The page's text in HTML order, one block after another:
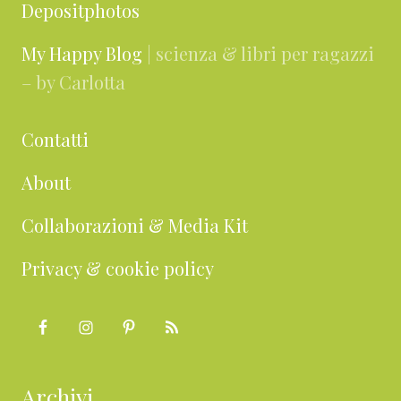
Depositphotos
My Happy Blog | scienza & libri per ragazzi
– by Carlotta
Contatti
About
Collaborazioni & Media Kit
Privacy & cookie policy